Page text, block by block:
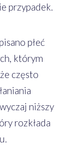
przypadek.
płeć
którym
często
niższy
rozkłada